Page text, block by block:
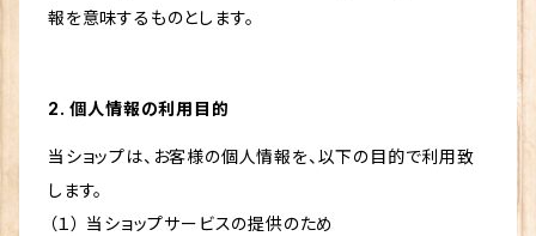
報を意味するものとします。
2. 個人情報の利用目的
当ショップは、お客様の個人情報を、以下の目的で利用致
します。
（１） 当ショップサービスの提供のため